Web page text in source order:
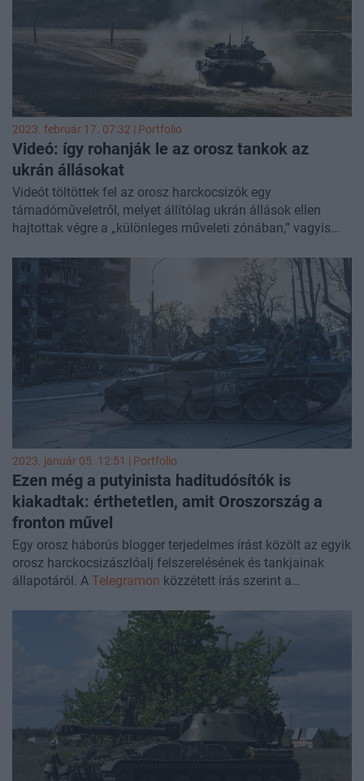
2023. február 17. 07:32 | Portfolio
Videó: így rohanják le az orosz tankok az
ukrán állásokat
Videót töltöttek fel az orosz harckocsizók egy
támadóműveletről, melyet állítólag ukrán állások ellen
hajtottak végre a „különleges műveleti zónában,” vagyis
2023. január 05. 12:51 | Portfolio
Ezen még a putyinista haditudósítók is
kiakadtak: érthetetlen, amit Oroszország a
fronton művel
Egy orosz háborús blogger terjedelmes írást közölt az egyik
orosz harckocsizászlóalj felszerelésének és tankjainak
állapotáról. A Telegramon közzétett írás szerint a
nem indul a motorja, a lövege nem tölthető, és a
rendszereinek működését nem lehet ellenőrizni. Az orosz
háborús erőfeszítésekkel kapcsolatos problémákra már
olyan Putyin-párti haditudósítók is felhívják a figyelmet,
mint Alexander Kotsz, aki többek között a kiképzési
hiányosságok új formáiról számol be.